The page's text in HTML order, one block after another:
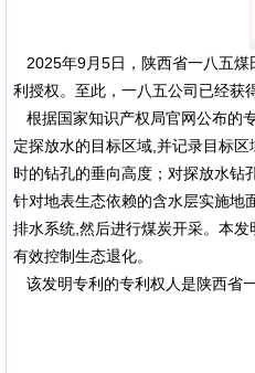
2025年9月5日，陕西省一八五煤
利授权。至此，一八五公司已经
根据国家知识产权局官网公布的
定探放水的目标区域,并记录目标
时的钻孔的垂向高度；对探放水钻
针对地表生态依赖的含水层实施地
排水系统,然后进行煤炭开采。本
有效控制生态退化。
该发明专利的专利权人是陕西省